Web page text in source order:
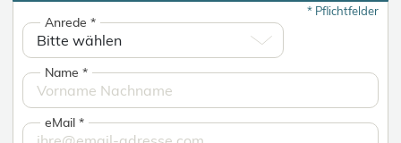
*Pflichtfelder
Anrede*
Name*
eMail*